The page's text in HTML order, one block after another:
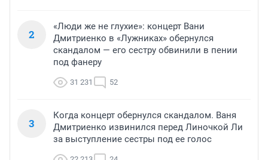
2
«Люди же не глухие»: концерт Вани
Дмитриенко в «Лужниках» обернулся
скандалом — его сестру обвинили в пении
под фанеру
31 231 52
3
Когда концерт обернулся скандалом. Ваня
Дмитриенко извинился перед Линочкой Ли
за выступление сестры под ее голос